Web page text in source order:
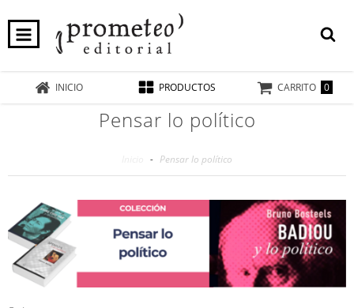
INICIO PRODUCTOS CARRITO 0
Pensar lo político
- Pensar lo político